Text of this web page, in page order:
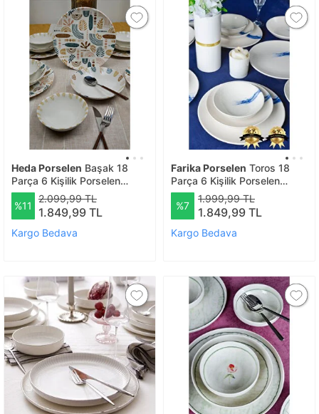
Heda Porselen Başak 18
Parça 6 Kişilik Porselen
Yemek Takımı
%11
2.099,99 TL
1.849,99 TL
Kargo Bedava
Farika Porselen Toros 18
Parça 6 Kişilik Porselen
Yemek Takımı
%7
1.999,99 TL
1.849,99 TL
Kargo Bedava